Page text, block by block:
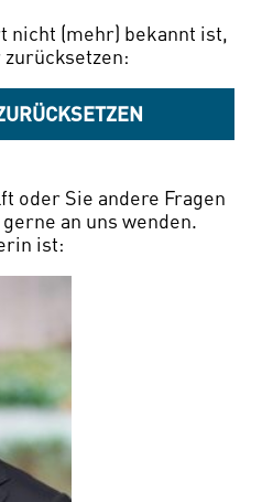
nicht (mehr) bekannt ist,
oder Sie andere Fragen
an uns wenden.
ist: